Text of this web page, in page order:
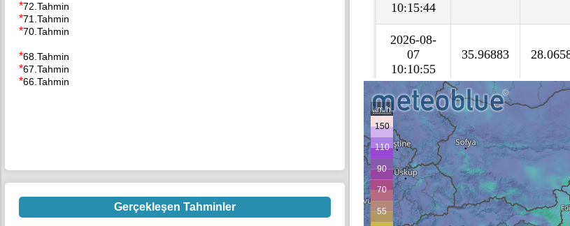
*72.Tahmin
*71.Tahmin
*70.Tahmin
*68.Tahmin
*67.Tahmin
*66.Tahmin
Gerçekleşen Tahminler